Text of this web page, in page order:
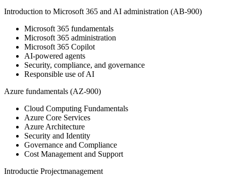
Introduction to Microsoft 365 and AI administration (AB-900)
Microsoft 365 fundamentals
Microsoft 365 administration
Microsoft 365 Copilot
AI-powered agents
Security, compliance, and governance
Responsible use of AI
Azure fundamentals (AZ-900)
Cloud Computing Fundamentals
Azure Core Services
Azure Architecture
Security and Identity
Governance and Compliance
Cost Management and Support
Introductie Projectmanagement